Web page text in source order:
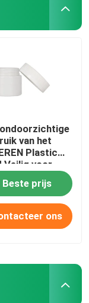
van het
Plastic
Veilig voor
Beste prijs
ons